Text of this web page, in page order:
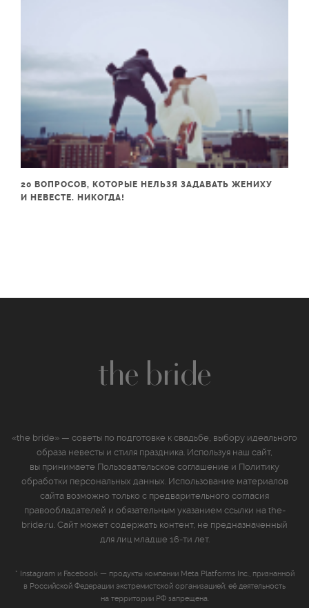
20 ВОПРОСОВ, КОТОРЫЕ НЕЛЬЗЯ ЗАДАВАТЬ ЖЕНИХУ
И НЕВЕСТЕ. НИКОГДА!
«the bride» — советы по подготовке к свадьбе, выбору идеального
образа невесты и стиля праздника. Используя наш сайт,
вы принимаете Пользовательское соглашение и Политику
обработки персональных данных . Использование материалов
сайта возможно только с предварительного согласия
правообладателей и обязательным указанием ссылки на the-
bride.ru. Сайт может содержать контент, не предназначенный
для лиц младше 16‑ти лет.
* Instagram и Facebook — продукты компании Meta Platforms Inc., признанной
в Российской Федерации экстремистской организацией; её деятельность
на территории РФ запрещена.